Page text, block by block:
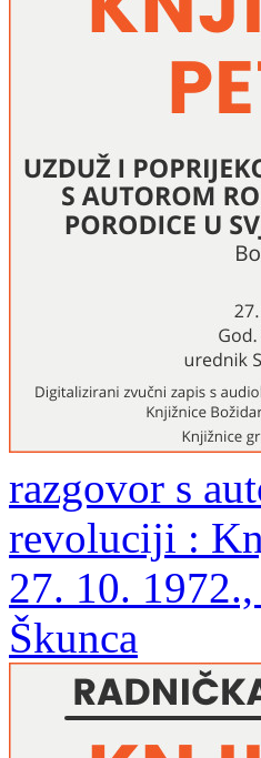
razgovor s
revoluciji :
27. 10.
Škunca